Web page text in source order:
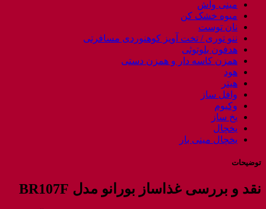
مینی واش
میوه خشک کن
نان توست
ننو توری / تخت آویز کوهنوردی مسافرتی
هدفون بلوتوثی
همزن کاسه دار و همزن دستی
هود
هیتر
وافل ساز
وکیوم
یخ ساز
یخچال
یخچال مینی بار
توضیحات
نقد و بررسی غذاساز بورانو مدل BR107F